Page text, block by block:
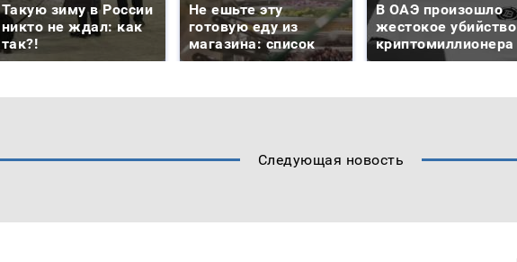
Такую зиму в России
никто не ждал: как
так?!
Не ешьте эту
готовую еду из
магазина: список
В ОАЭ произошло
жестокое убийство
криптомиллионера
Следующая новость